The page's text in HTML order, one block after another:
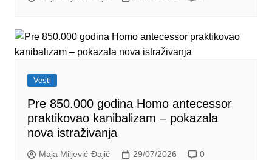
Vesti
Pre 850.000 godina Homo antecessor
praktikovao kanibalizam – pokazala
nova istraživanja
Maja Miljević-Đajić 29/07/2026 0